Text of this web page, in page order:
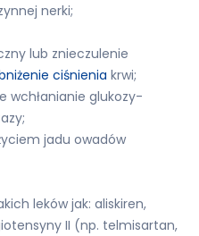
nerki;
lub znieczulenie
ciśnienia krwi;
wchłanianie glukozy-
jadu owadów
leków jak: aliskiren,
II (np. telmisartan,